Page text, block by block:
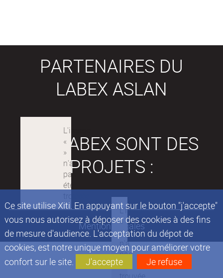
Ce site utilise Xiti. En appuyant sur le bouton "j'accepte"
vous nous autorisez à déposer des cookies à des fins
de mesure d'audience. L'acceptation du dépot de
cookies, est notre unique moyen pour améliorer votre
confort sur le site.
J'accepte Je refuse
PARTENAIRES DU
LABEX ASLAN
LES LABEX SONT DES
PROJETS :
Mentions légales